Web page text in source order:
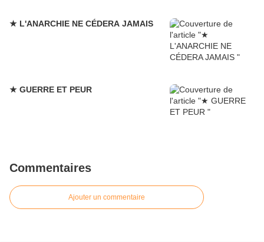
★ L'ANARCHIE NE CÉDERA JAMAIS
★ GUERRE ET PEUR
Commentaires
Ajouter un commentaire